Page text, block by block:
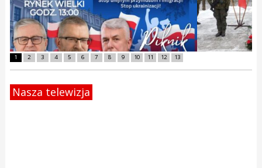
1 2 3 4 5 6 7 8 9 10 11 12 13
Nasza telewizja